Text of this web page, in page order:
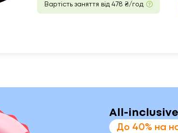
Вартість заняття від 478 ₴/год
All-inclusive
До 40% на